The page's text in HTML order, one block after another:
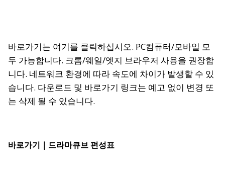
바로가기는 여기를 클릭하십시오. PC컴퓨터/모바일 모
두 가능합니다. 크롬/웨일/엣지 브라우저 사용을 권장합
니다. 네트워크 환경에 따라 속도에 차이가 발생할 수 있
습니다. 다운로드 및 바로가기 링크는 예고 없이 변경 또
는 삭제 될 수 있습니다.
바로가기｜드라마큐브 편성표